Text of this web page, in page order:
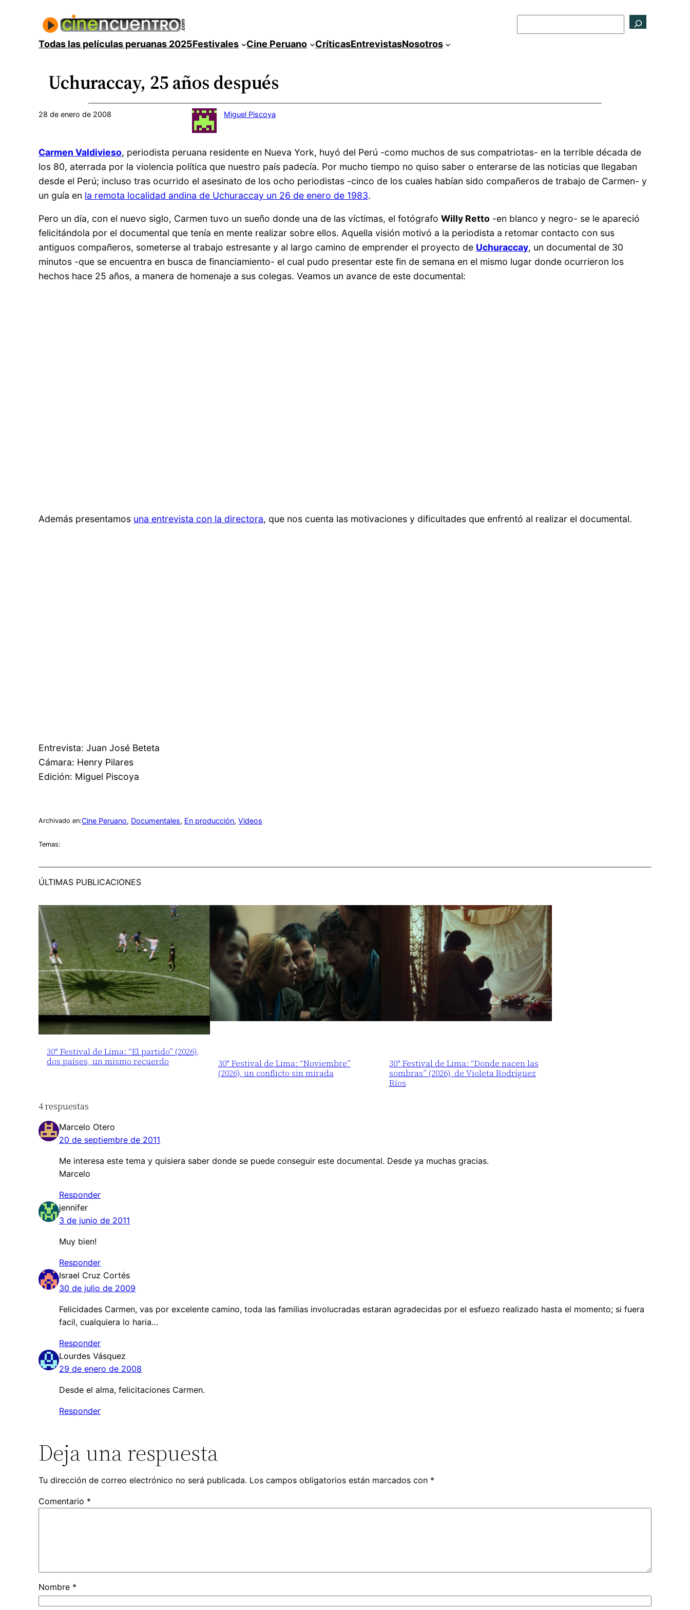
contenidoTodas las películas peruanas 2025Festivales Cine Peruano CríticasEntrevistasNosotros
Uchuraccay, 25 años después
28 de enero de 2008 Miguel Piscoya
Carmen Valdivieso, periodista peruana residente en Nueva York, huyó del Perú -como muchos de sus compatriotas- en la terrible década de
los 80, aterrada por la violencia política que nuestro país padecía. Por mucho tiempo no quiso saber o enterarse de las noticias que llegaban
desde el Perú; incluso tras ocurrido el asesinato de los ocho periodistas -cinco de los cuales habían sido compañeros de trabajo de Carmen- y
un guía en la remota localidad andina de Uchuraccay un 26 de enero de 1983.
Pero un día, con el nuevo siglo, Carmen tuvo un sueño donde una de las víctimas, el fotógrafoWilly Retto -en blanco y negro- se le apareció
felicitándola por el documental que tenía en mente realizar sobre ellos. Aquella visión motivó a la periodista a retomar contacto con sus
antiguos compañeros, someterse al trabajo estresante y al largo camino de emprender el proyecto de Uchuraccay, un documental de 30
minutos -que se encuentra en busca de financiamiento- el cual pudo presentar este fin de semana en el mismo lugar donde ocurrieron los
hechos hace 25 años, a manera de homenaje a sus colegas. Veamos un avance de este documental:
Además presentamos una entrevista con la directora, que nos cuenta las motivaciones y dificultades que enfrentó al realizar el documental.
Entrevista: Juan José Beteta
Cámara: Henry Pilares
Edición: Miguel Piscoya
Archivado en:Cine Peruano, Documentales, En producción, Videos
Temas:
ÚLTIMAS PUBLICACIONES
30° Festival de Lima: “El partido” (2026),
dos países, un mismo recuerdo
30° Festival de Lima: “Noviembre”
(2026), un conflicto sin mirada
30° Festival de Lima: “Donde nacen las
sombras” (2026), de Violeta Rodríguez
Ríos
4 respuestas
Marcelo Otero
20 de septiembre de 2011
Me interesa este tema y quisiera saber donde se puede conseguir este documental. Desde ya muchas gracias.
Marcelo
Responder
jennifer
3 de junio de 2011
Muy bien!
Responder
Israel Cruz Cortés
30 de julio de 2009
Felicidades Carmen, vas por excelente camino, toda las familias involucradas estaran agradecidas por el esfuezo realizado hasta el momento; si fuera
facil, cualquiera lo haria…
Responder
Lourdes Vásquez
29 de enero de 2008
Desde el alma, felicitaciones Carmen.
Responder
Deja una respuesta
Tu dirección de correo electrónico no será publicada. Los campos obligatorios están marcados con *
Comentario *
Nombre *